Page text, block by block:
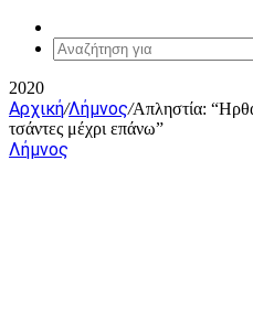
Article
2020
Αρχική/Λήμνος/Απληστία:
τσάντες μέχρι επάνω”
Λήμνος